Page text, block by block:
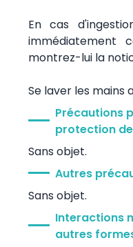
En cas
immédiatement
montrez-lui la
Se laver les mains
Précautions
protection
Sans objet.
Autres
Sans objet.
Interactions
autres